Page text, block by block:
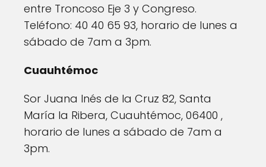
entre Troncoso Eje 3 y Congreso.
Teléfono: 40 40 65 93, horario de lunes a
sábado de 7am a 3pm.
Cuauhtémoc
Sor Juana Inés de la Cruz 82, Santa
María la Ribera, Cuauhtémoc, 06400 ,
horario de lunes a sábado de 7am a
3pm.